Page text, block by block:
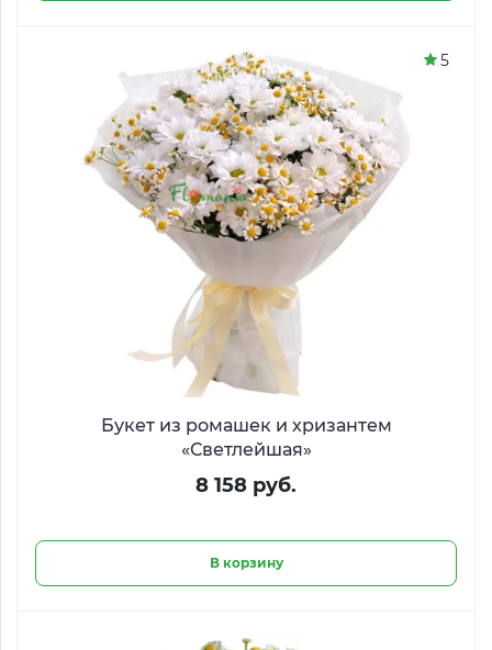
Букет из ромашек и хризантем
«Светлейшая»
8 158 руб.
В корзину
5